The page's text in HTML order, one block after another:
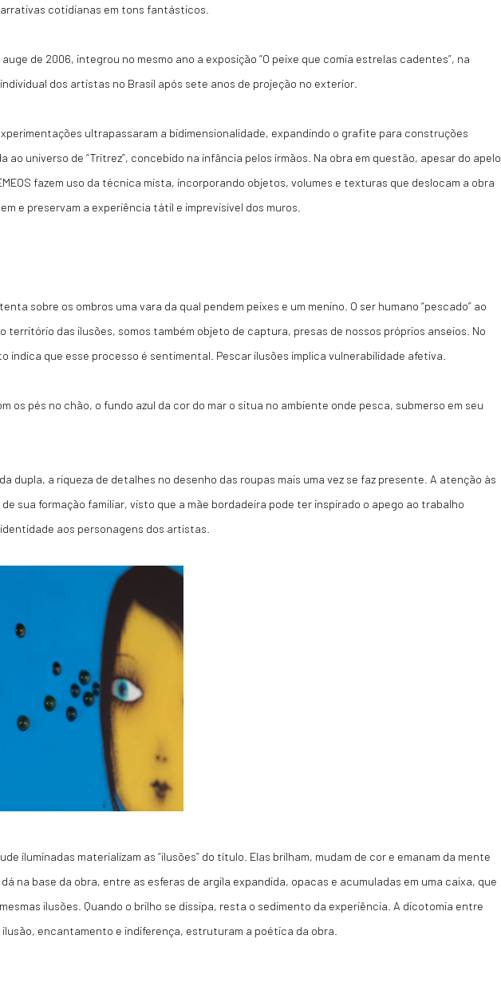
cotidianas em tons fantásticos.
de 2006, integrou no mesmo ano a exposição “O peixe que comia estrelas cadentes”, na
dos artistas no Brasil após sete anos de projeção no exterior.
ultrapassaram a bidimensionalidade, expandindo o grafite para construções
ao universo de “Tritrez”, concebido na infância pelos irmãos. Na obra em questão, apesar do apelo
fazem uso da técnica mista, incorporando objetos, volumes e texturas que deslocam a obra
e preservam a experiência tátil e imprevisível dos muros.
sobre os ombros uma vara da qual pendem peixes e um menino. O ser humano “pescado” ao
território das ilusões, somos também objeto de captura, presas de nossos próprios anseios. No
indica que esse processo é sentimental. Pescar ilusões implica vulnerabilidade afetiva.
os pés no chão, o fundo azul da cor do mar o situa no ambiente onde pesca, submerso em seu
dupla, a riqueza de detalhes no desenho das roupas mais uma vez se faz presente. A atenção às
sua formação familiar, visto que a mãe bordadeira pode ter inspirado o apego ao trabalho
aos personagens dos artistas.
iluminadas materializam as “ilusões” do título. Elas brilham, mudam de cor e emanam da mente
na base da obra, entre as esferas de argila expandida, opacas e acumuladas em uma caixa, que
ilusões. Quando o brilho se dissipa, resta o sedimento da experiência. A dicotomia entre
encantamento e indiferença, estruturam a poética da obra.